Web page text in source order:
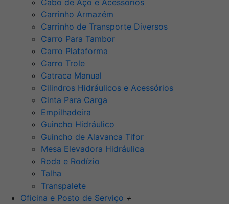
Cabo de Aço e Acessórios
Carrinho Armazém
Carrinho de Transporte Diversos
Carro Para Tambor
Carro Plataforma
Carro Trole
Catraca Manual
Cilindros Hidráulicos e Acessórios
Cinta Para Carga
Empilhadeira
Guincho Hidráulico
Guincho de Alavanca Tifor
Mesa Elevadora Hidráulica
Roda e Rodízio
Talha
Transpalete
Oficina e Posto de Serviço +